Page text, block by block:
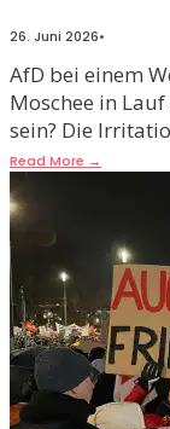
26. Juni 2026•
AfD bei einem
Moschee in
sein? Die
Read More →